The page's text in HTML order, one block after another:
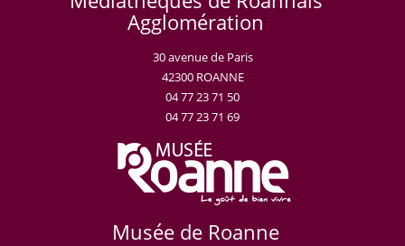
Agglomération
30 avenue de Paris
42300 ROANNE
04 77 23 71 50
04 77 23 71 69
Musée de Roanne